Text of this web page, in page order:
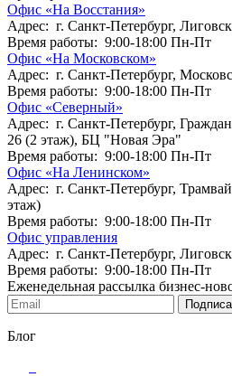
Офис «На Восстания»
Адрес: г. Санкт-Петербург,
Время работы: 9:00-18:00 Пн-Пт
Офис «На Московском»
Адрес: г. Санкт-Петербург,
Время работы: 9:00-18:00 Пн-Пт
Офис «Северный»
Адрес: г. Санкт-Петербург,
26 (2 этаж), БЦ "Новая Эра"
Время работы: 9:00-18:00 Пн-Пт
Офис «На Ленинском»
Адрес: г. Санкт-Петербург,
этаж)
Время работы: 9:00-18:00 Пн-Пт
Офис управления
Адрес: г. Санкт-Петербург,
Время работы: 9:00-18:00 Пн-Пт
Еженедельная рассылка бизнес-
Блог